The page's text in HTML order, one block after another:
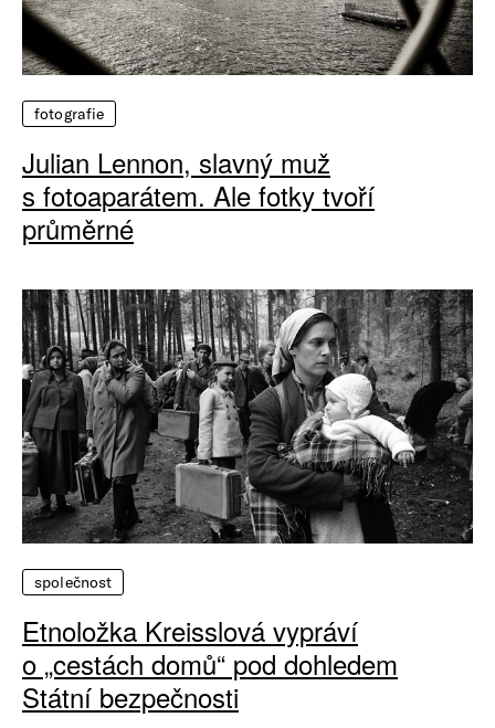
fotografie
Julian Lennon, slavný muž
s fotoaparátem. Ale fotky tvoří
průměrné
společnost
Etnoložka Kreisslová vypráví
o „cestách domů“ pod dohledem
Státní bezpečnosti